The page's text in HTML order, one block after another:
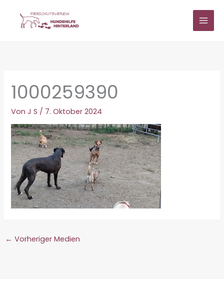
springen
1000259390
VonJ S / 7. Oktober 2024
← Vorheriger Medien